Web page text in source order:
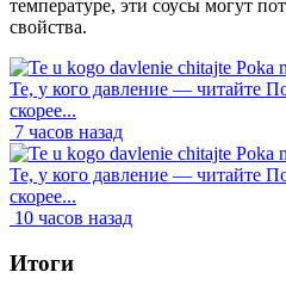
температуре, эти соусы могут
свойства.
Те, у кого давление — читайте
скорее...
7 часов назад
Те, у кого давление — читайте
скорее...
10 часов назад
Итоги